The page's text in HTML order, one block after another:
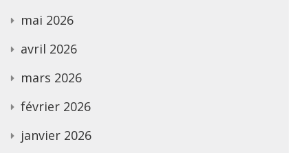
mai 2026
avril 2026
mars 2026
février 2026
janvier 2026